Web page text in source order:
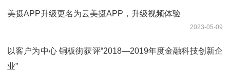
美摄APP升级更名为云美摄APP，升级视频体验
2023-05-09
以客户为中心 铜板街获评“2018—2019年度金融科技创新企
业”